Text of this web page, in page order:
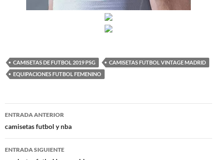
CAMISETAS DE FUTBOL 2019 PSG
CAMISETAS FUTBOL VINTAGE MADRID
EQUIPACIONES FUTBOL FEMENINO
Navegación
de
entradas
ENTRADA ANTERIOR
camisetas futbol y nba
ENTRADA SIGUIENTE